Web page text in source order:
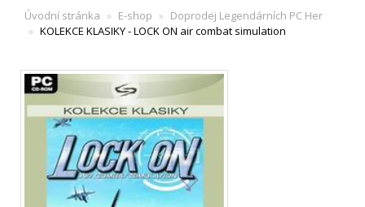
Úvodní stránka E-shop
Doprodej Legendárních PC Her
KOLEKCE KLASIKY - LOCK ON air combat simulation